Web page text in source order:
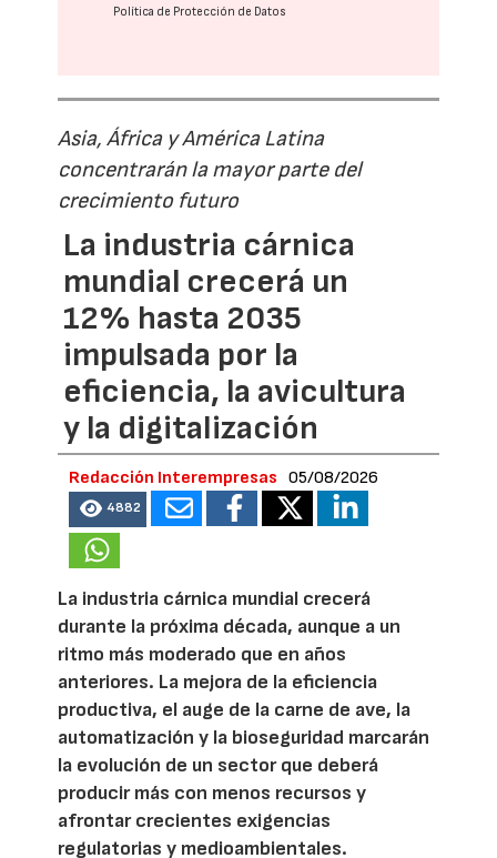
Política de Protección de Datos
Asia, África y América Latina
concentrarán la mayor parte del
crecimiento futuro
La industria cárnica
mundial crecerá un
12% hasta 2035
impulsada por la
eficiencia, la avicultura
y la digitalización
Redacción Interempresas 05/08/2026
4882
La industria cárnica mundial crecerá
durante la próxima década, aunque a un
ritmo más moderado que en años
anteriores. La mejora de la eficiencia
productiva, el auge de la carne de ave, la
automatización y la bioseguridad marcarán
la evolución de un sector que deberá
producir más con menos recursos y
afrontar crecientes exigencias
regulatorias y medioambientales.